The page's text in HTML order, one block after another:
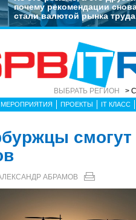
почему рекомендации
стали валютой рынка труда
ВЫБРАТЬ РЕГИОН >
МЕРОПРИЯТИЯ ПРОЕКТЫ IT КЛАСС
АБРАМОВ